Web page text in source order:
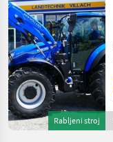
Rabljeni stroj